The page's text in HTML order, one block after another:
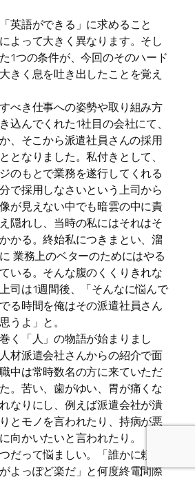
英語ができる」に求めること
よって大きく異なります。そし
1つの条件が、今回のそのハード
きく息を吐き出したことを覚え
べき仕事への姿勢や取り組み方
込んでくれた1社目の会社にて、
、そこから派遣社員さんの採用
となりました。私付きとして、
のもとで業務を遂行してくれる
で採用しなさいという上司から
が見えない中でも暗雲の中に責
隠れし、当時の私にはそれはそ
かる。終始私につきまとい、溜
業務上のベターのためにはやる
いる。そんな腹のくくりきれな
司は1週間後、「そんなに悩んで
る時間を俺はその派遣社員さん
うよ」と。
く「人」の物語が始まりまし
材派遣会社さんからの紹介で面
中は常時数名の方に来ていただ
。苦い、歯がゆい、胃が痛くな
なりにし、例えば派遣会社が潰
とモノを言われたり、持病が悪
向かいたいと言われたり。
だって悩ましい。「誰かに頼む
よっぽど楽だ」と何度終電間際